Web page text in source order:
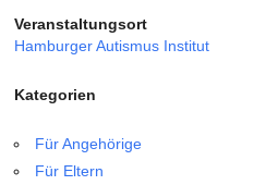
Veranstaltungsort
Hamburger Autismus Institut
Kategorien
Für Angehörige
Für Eltern